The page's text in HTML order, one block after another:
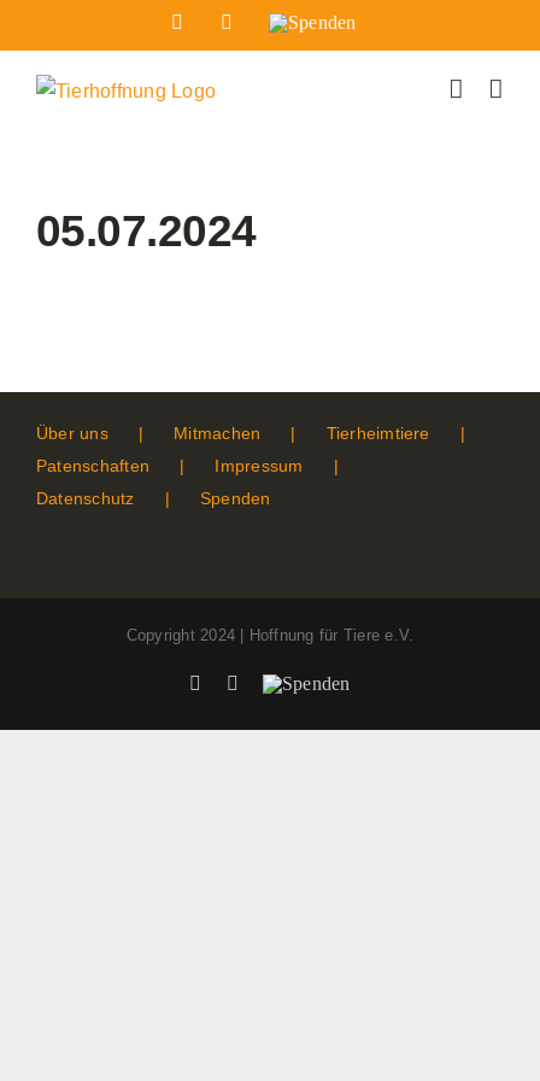
Inhalt
springen
FacebookInstagram
Spenden
05.07.2024
Über uns Mitmachen
Tierheimtiere
Patenschaften
Impressum
Datenschutz
Spenden
Copyright 2024 | Hoffnung für Tiere e.V.
FacebookInstagram
Spenden